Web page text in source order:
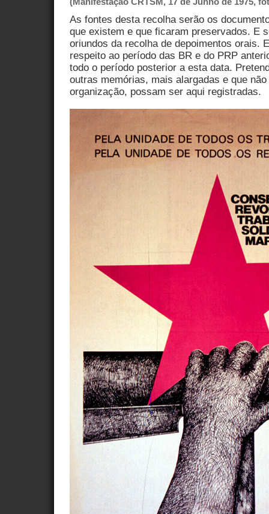
As fontes desta recolha serão os
que existem e que ficaram preservados. E
oriundos da recolha de depoimentos orais.
respeito ao período das BR e do PRP
todo o período posterior a esta data.
outras memórias, mais alargadas e que
organização, possam ser aqui registradas.